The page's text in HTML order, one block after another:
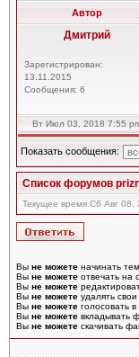
Автор
Дмитрий
Зарегистрирован:
13.11.2015
Сообщения: 6
Вт Июл 03, 2018 7:55
Показать сообщения:
Список форумов
Текущее время Сб Авг 08,
Вы не можете начинать
Вы не можете отвечать на
Вы не можете
Вы не можете удалять
Вы не можете голосовать
Вы не можете вкладывать
Вы не можете скачивать